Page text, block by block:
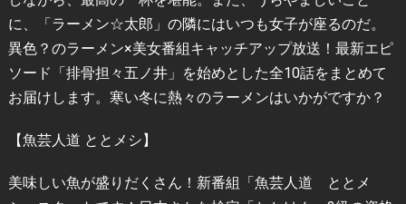
に、「ラーメン☆太郎」の隣にはいつも女子が座るのだ。
異色？のラーメン×美女番組キャッチアップ放送！最新エピ
ソード「排骨担々五ノ井」を始めとした全10話をまとめて
お届けします。寒い冬に熱々のラーメンはいかがですか？
【魚芸人道 ととメシ】
美味しい魚が盛りだくさん！新番組「魚芸人道 ととメ